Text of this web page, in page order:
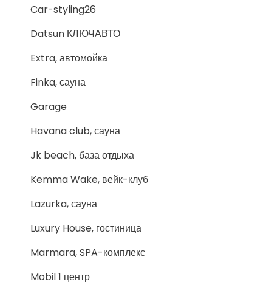
Car-styling26
Datsun КЛЮЧАВТО
Extra, автомойка
Finka, сауна
Garage
Havana club, сауна
Jk beach, база отдыха
Kemma Wake, вейк-клуб
Lazurka, сауна
Luxury House, гостиница
Marmara, SPA-комплекс
Mobil 1 центр